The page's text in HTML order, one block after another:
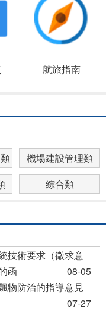
航旅指南
機場建設管理類
綜合類
技術要求（徵求意
函
08-05
物防治的指導意見
07-27